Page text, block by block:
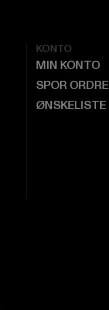
KONTO
MIN KONTO
SPOR ORDRE
ØNSKELISTE